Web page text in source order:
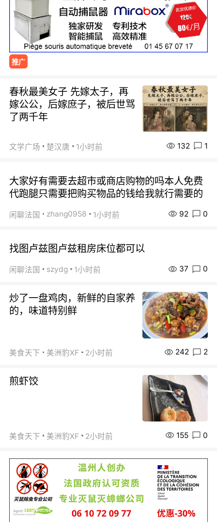
推广
春秋最美女子 先嫁太子，再
嫁公公，后嫁庶子，被后世骂
了两千年
文学广场 楚汉唐 1小时前 132 1
大家好有需要去超市或商店购物的吗本人免费
代跑腿只需要把购买物品的钱给我就行需要的
闲聊法国 zhang0958 1小时前 92 0
找图卢兹图卢兹租房床位都可以
闲聊法国 szydg 1小时前 37 0
炒了一盘鸡肉，新鲜的自家养
的，味道特别鲜
美食天下 美洲豹XF 2小时前 242 2
煎虾饺
美食天下 美洲豹XF 2小时前 155 0